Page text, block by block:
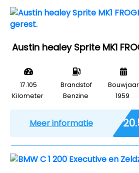
Austin healey Sprite MK1
17.105
Kilometer
Brandstof
Benzine
Bouwjaar
1959
Meer informatie €